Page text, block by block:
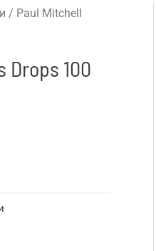
/ Paul Mitchell
Drops 100